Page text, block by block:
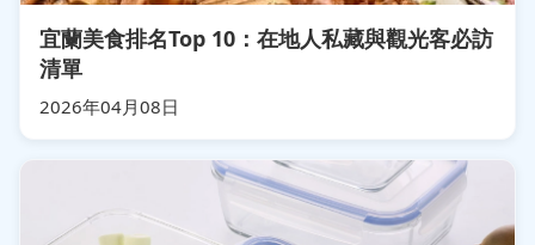
宜蘭美食排名Top 10：在地人私藏與觀光客必訪
清單
2026年04月08日